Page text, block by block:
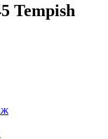
Tempish